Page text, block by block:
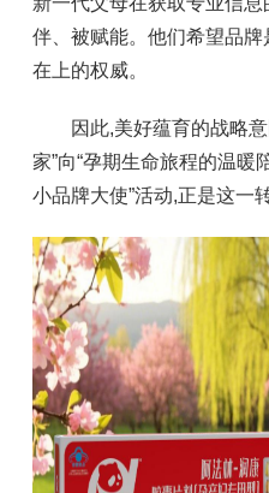
伴、被赋能。他们希望品
在上的权威。
因此,美好蕴育的战略
家”向“孕期生命旅程的温暖
小品牌大使”活动,正是这一